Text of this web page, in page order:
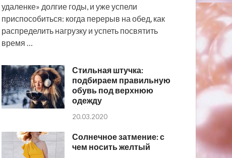
удаленке» долгие годы, и уже успели
приспособиться: когда перерыв на обед, как
распределить нагрузку и успеть посвятить
время …
Стильная штучка:
подбираем правильную
обувь под верхнюю
одежду
20.03.2020
Солнечное затмение: с
чем носить желтый